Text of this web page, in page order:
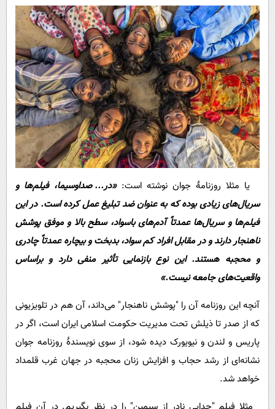
یا مثلا روزنامۀ جوان نوشته است:«در... صداوسیما، فیلم‌ها و
سریال‌های زیادی بوده که به عنوان ضد تبلیغ عمل کرده است. در این
فیلم‌ها و سریال‌ها عمدتاً آدم‌های باسواد، سطح بالا و موفق پوشش
ناهنجار دارند و در مقابل افراد کم سواد، بدبخت و بیچاره عمدتاً چادری
و محجبه هستند. این نوع بازنمایی تأثیر منفی دارد و براساس
واقعیت‌های جامعه نیست.»
آنچه این روزنامه آن را "پوشش ناهنجار" می‌داند، آن هم در تلویزیونی
که از صدر تا ذیلش تحت مدیریت حکومت اسلامی ایران است، اگر در
پاریس و لندن و نیویورک دیده شود، از سوی نویسندۀ روزنامه جوان
نشانه‌ای از رشد حجاب و افزایش زنان محجبه در جهان غرب قلمداد
خواهد شد.